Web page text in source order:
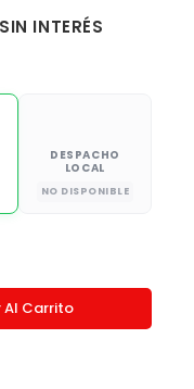
SIN INTERÉS
DESPACHO
LOCAL
NO DISPONIBLE
Al Carrito